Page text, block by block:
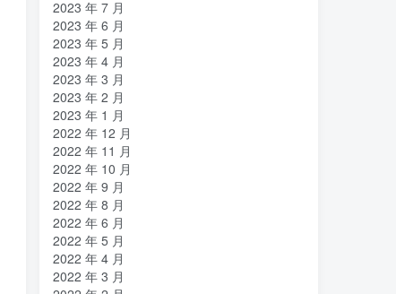
2023 年 7 月
2023 年 6 月
2023 年 5 月
2023 年 4 月
2023 年 3 月
2023 年 2 月
2023 年 1 月
2022 年 12 月
2022 年 11 月
2022 年 10 月
2022 年 9 月
2022 年 8 月
2022 年 6 月
2022 年 5 月
2022 年 4 月
2022 年 3 月